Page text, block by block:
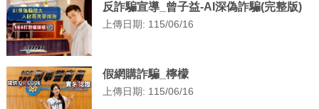
反詐騙宣導_曾子益-AI深偽詐騙(完整版)
上傳日期: 115/06/16
假網購詐騙_檸檬
上傳日期: 115/06/16